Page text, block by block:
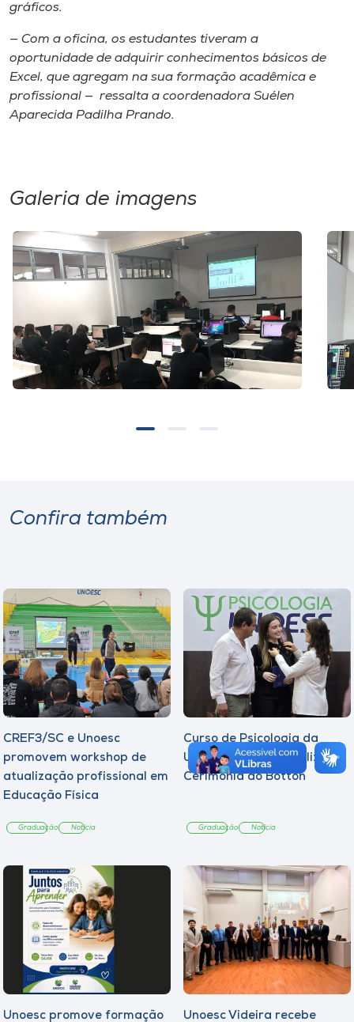
Unoesc
Store
Selecione
o idioma
A+
gráficos.
— Com a oficina, os estudantes tiveram a
oportunidade de adquirir conhecimentos básicos de
Excel, que agregam na sua formação acadêmica e
profissional — ressalta a coordenadora Suélen
Aparecida Padilha Prando.
Galeria de imagens
Confira também
CREF3/SC e Unoesc
promovem workshop de
atualização profissional em
Educação Física
Graduação Notícia
Curso de Psicologia da
Unoesc Joaçaba realiza 2ª
Cerimônia do Botton
Graduação Notícia
Unoesc promove formação Unoesc Videira recebe